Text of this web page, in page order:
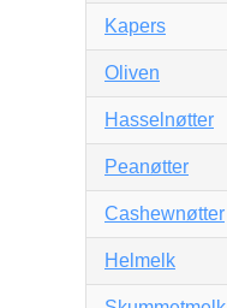
Kapers
Oliven
Hasselnøtter
Peanøtter
Cashewnøtter
Helmelk